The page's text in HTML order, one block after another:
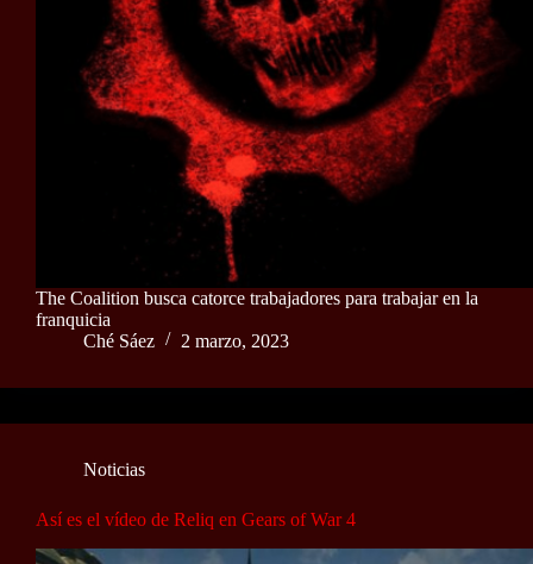
The Coalition busca catorce trabajadores para trabajar en la
franquicia
Ché Sáez
2 marzo, 2023
Noticias
Así es el vídeo de Reliq en Gears of War 4